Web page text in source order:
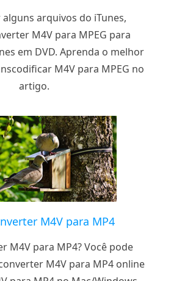
alguns arquivos do iTunes,
M4V para MPEG para
em DVD. Aprenda o melhor
M4V para MPEG no
artigo.
M4V para MP4
M4V para MP4? Você pode
M4V para MP4 online